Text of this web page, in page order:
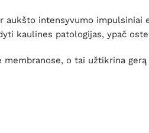
intensyvumo
kaulines patologijas, ypač
o tai užtikrina